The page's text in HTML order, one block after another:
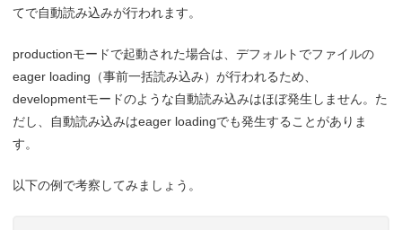
てで自動読み込みが行われます。
productionモードで起動された場合は、デフォルトでファイルの
eager loading（事前一括読み込み）が行われるため、
developmentモードのような自動読み込みはほぼ発生しません。た
だし、自動読み込みはeager loadingでも発生することがありま
す。
以下の例で考察してみましょう。